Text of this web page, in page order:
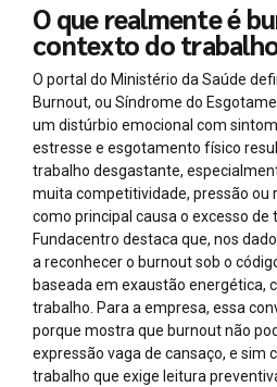
O que realmente é
contexto do
O portal do Ministério da Saúde
Burnout, ou Síndrome do
um distúrbio emocional com
estresse e esgotamento físico
trabalho desgastante,
muita competitividade, pressão ou
como principal causa o excesso de
Fundacentro destaca que, nos
a reconhecer o burnout sob o
baseada em exaustão energética,
trabalho. Para a empresa, essa
porque mostra que burnout não
expressão vaga de cansaço, e sim
trabalho que exige leitura